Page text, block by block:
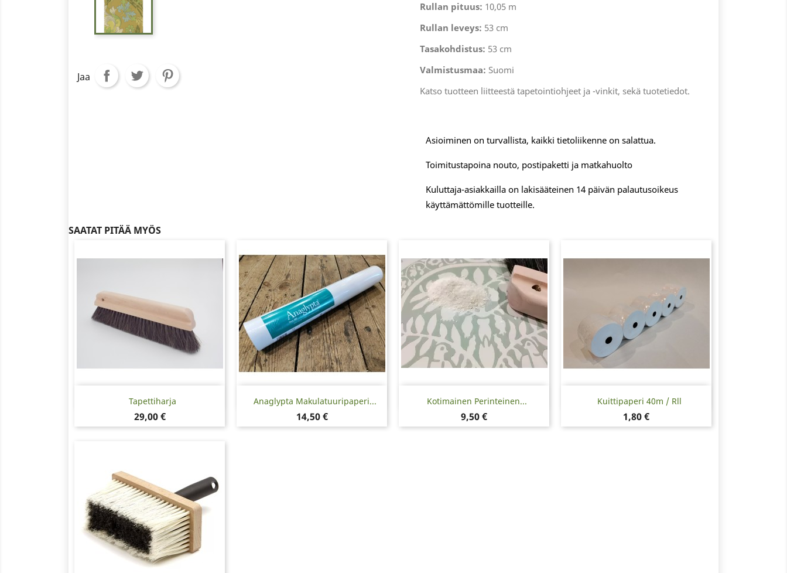
Jaa
Rullan pituus: 10,05 m
Rullan leveys: 53 cm
Tasakohdistus: 53 cm
Valmistusmaa: Suomi
Katso tuotteen liitteestä tapetointiohjeet ja -vinkit, sekä tuotetiedot.
Asioiminen on turvallista, kaikki tietoliikenne on salattua.
Toimitustapoina nouto, postipaketti ja matkahuolto
Kuluttaja-asiakkailla on lakisääteinen 14 päivän palautusoikeus
käyttämättömille tuotteille.
SAATAT PITÄÄ MYÖS
Tapettiharja
Hinta
29,00 €
Pikakatselu Anaglypta Makulatuuripaperi...
Hinta
14,50 €
Pikakatselu Kotimainen Perinteinen...
Hinta
9,50 €
Pikakatselu Kuittipaperi 40m / Rll
Hinta
1,80 €
Pikakatselu